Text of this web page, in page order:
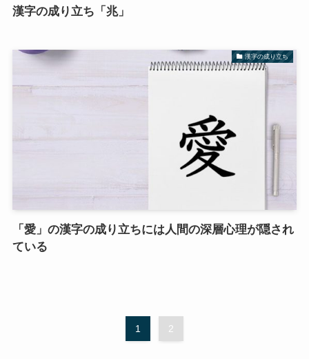
漢字の成り立ち「兆」
漢字の成り立ち
「愛」の漢字の成り立ちには人間の深層心理が隠され
ている
1 2